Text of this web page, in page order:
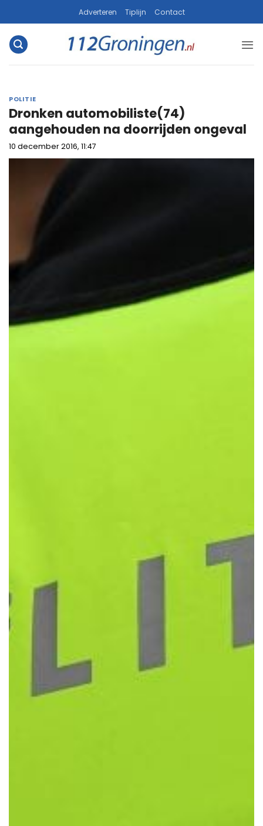
naar
inhoud
Adverteren Tiplijn Contact
POLITIE
Dronken automobiliste(74)
aangehouden na doorrijden ongeval
10 december 2016, 11:47